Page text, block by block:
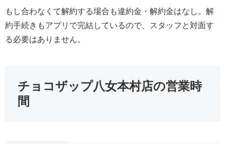
もし合わなくて解約する場合も違約金・解約金はなし。解
約手続きもアプリで完結しているので、スタッフと対面す
る必要はありません。
チョコザップ八女本村店の営業時
間